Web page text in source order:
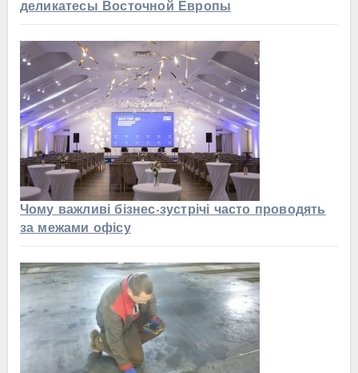
деликатесы Восточной Европы
Чому важливі бізнес-зустрічі часто проводять
за межами офісу